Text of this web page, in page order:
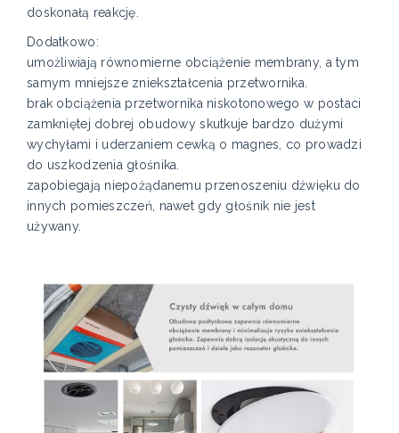
doskonałą reakcję.
Dodatkowo:
umożliwiają równomierne obciążenie membrany, a tym
samym mniejsze zniekształcenia przetwornika.
brak obciążenia przetwornika niskotonowego w postaci
zamkniętej dobrej obudowy skutkuje bardzo dużymi
wychyłami i uderzaniem cewką o magnes, co prowadzi
do uszkodzenia głośnika.
zapobiegają niepożądanemu przenoszeniu dźwięku do
innych pomieszczeń, nawet gdy głośnik nie jest
używany.